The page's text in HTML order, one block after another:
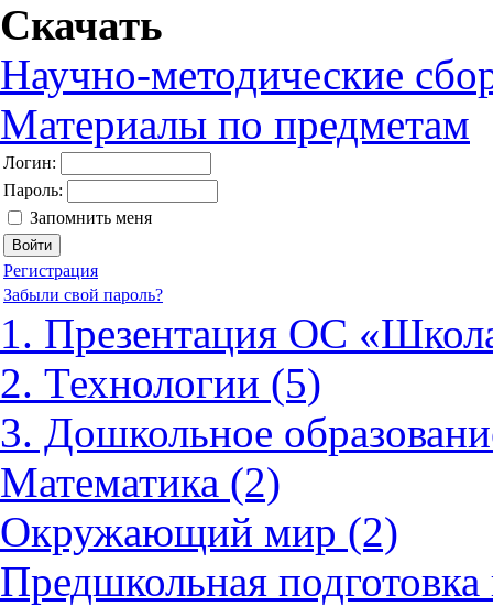
Скачать
Научно-методические
Материалы по предметам
Логин:
Пароль:
Запомнить меня
Регистрация
Забыли свой пароль?
1. Презентация ОС
2. Технологии (5)
3. Дошкольное
Математика (2)
Окружающий мир (2)
Предшкольная